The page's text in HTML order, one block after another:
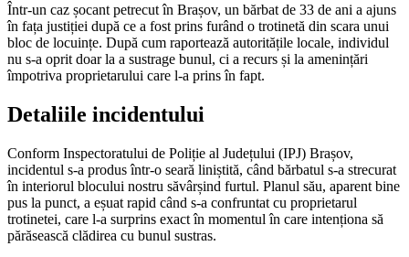
Într-un caz șocant petrecut în Brașov, un bărbat de 33 de ani a ajuns
în fața justiției după ce a fost prins furând o trotinetă din scara unui
bloc de locuințe. După cum raportează autoritățile locale, individul
nu s-a oprit doar la a sustrage bunul, ci a recurs și la amenințări
împotriva proprietarului care l-a prins în fapt.
Detaliile incidentului
Conform Inspectoratului de Poliție al Județului (IPJ) Brașov,
incidentul s-a produs într-o seară liniștită, când bărbatul s-a strecurat
în interiorul blocului nostru săvârșind furtul. Planul său, aparent bine
pus la punct, a eșuat rapid când s-a confruntat cu proprietarul
trotinetei, care l-a surprins exact în momentul în care intenționa să
părăsească clădirea cu bunul sustras.